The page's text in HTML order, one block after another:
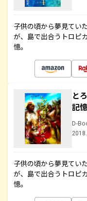
子供の頃から夢見てい
が、島で出合うトロピ
憶。
と
記
D-
子供の頃から夢見てい
が、島で出合うトロピ
憶。